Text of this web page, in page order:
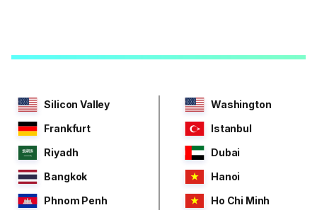
Silicon Valley
Washington
Frankfurt
Istanbul
Riyadh
Dubai
Bangkok
Hanoi
Phnom Penh
Ho Chi Minh